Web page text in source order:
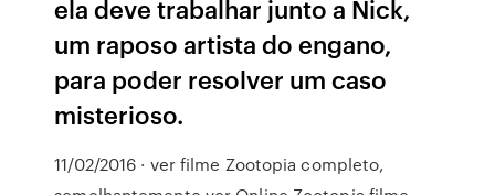
ela deve trabalhar junto a Nick,
um raposo artista do engano,
para poder resolver um caso
misterioso.
11/02/2016 · ver filme Zootopia completo,